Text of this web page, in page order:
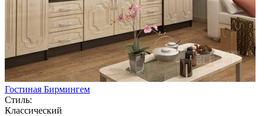
Гостиная Бирмингем
Стиль:
Классический